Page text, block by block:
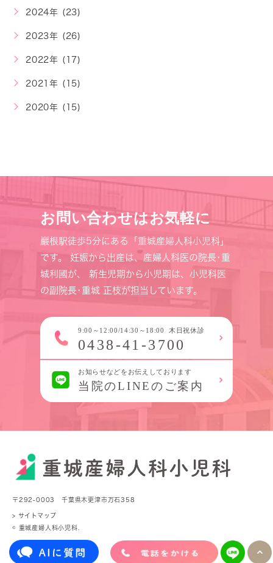
2024年 (23)
2023年 (26)
2022年 (17)
2021年 (15)
2020年 (15)
お問い合わせはお気軽に
巖根駅徒歩5分にある「重城産婦人科小児科」
です。
妊娠から出産は、産婦人科医の院長･重
城利國が、
新生児期から小児期は、小児科医
の副院長･重城 正枝が担当しています。
〒292-0003 千葉県木更津市万石358
> サイトマップ
© 重城産婦人科小児科.